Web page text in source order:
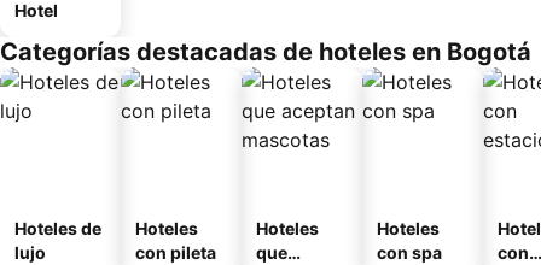
Hotel
Categorías destacadas de hoteles en Bogotá
Hoteles de
lujo
Hoteles
con pileta
Hoteles
que
Hoteles
con spa
con